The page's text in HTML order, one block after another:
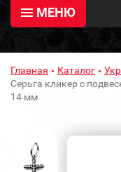
МЕНЮ
Главная Каталог
Серьга кликер с
14 мм